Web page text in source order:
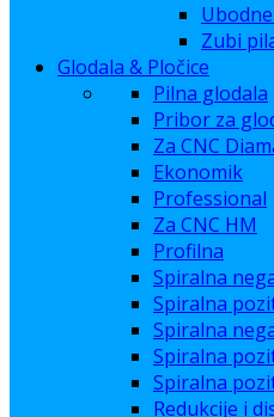
Zubi
Glodala & Pločice
Pilna glodala
Pribor za
Za CNC
Ekonomik
Professional
Za CNC HM
Profilna
Spiralna
Spiralna
Spiralna
Spiralna
Spiralna
Redukcije i